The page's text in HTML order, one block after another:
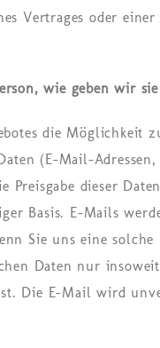
Ver­tra­ges oder
wie geben wir
die Möglichkeit
(E-Mail-Adressen,
dieser
Basis. E-Mails
Sie uns eine solche
Daten nur
Die E-Mail wird